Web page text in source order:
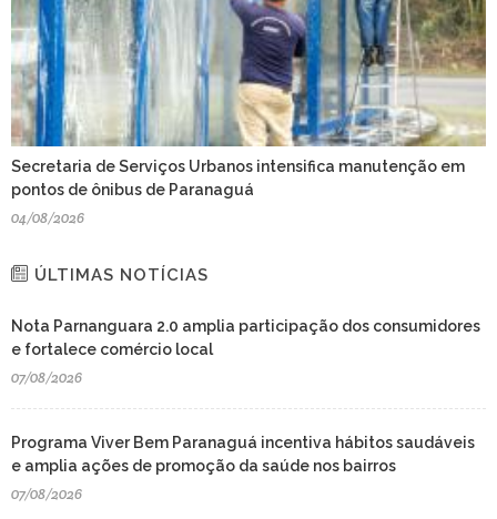
Secretaria de Serviços Urbanos intensifica manutenção em
pontos de ônibus de Paranaguá
04/08/2026
ÚLTIMAS NOTÍCIAS
Nota Parnanguara 2.0 amplia participação dos consumidores
e fortalece comércio local
07/08/2026
Programa Viver Bem Paranaguá incentiva hábitos saudáveis
e amplia ações de promoção da saúde nos bairros
07/08/2026